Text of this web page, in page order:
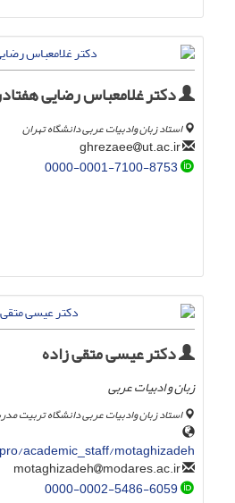
دکتر غلامعباس رضایی
استاد زبان وادبیات عربی دانشگاه تهران
ut.ac.ir
0000-0001-7100-8753
دکتر عیسی متقی زاده
زبان و ادبیات عربی
استاد زبان وادبیات عربی دانشگاه تربیت
academic_staff/motaghizadeh
modares.ac.ir
0000-0002-5486-6059